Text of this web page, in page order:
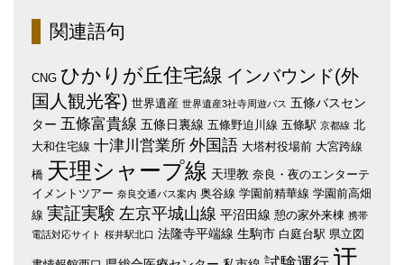
関連語句
CNG ひかりが丘住宅線 インバウンド(外
国人観光客) 世界遺産 世界遺産3社寺周遊バス 五條バスセン
ター 五條富貴線 五條日裏線 五條野迫川線 五條駅 京都線 北
大和住宅線 十津川営業所 外国語 大塔村役場前 大宮跨線
橋 天理シャープ線 天理教 奈良・夜のエンターテ
イメントツアー 奈良交通バス案内 奥谷線 学園前精華線 学園前高畑
線 実証実験 左京平城山線 平沼田線 憩の家外来棟 携帯
電話対応サイト 桜井駅北口 法隆寺平端線 生駒市 白庭台駅 県立図
迂